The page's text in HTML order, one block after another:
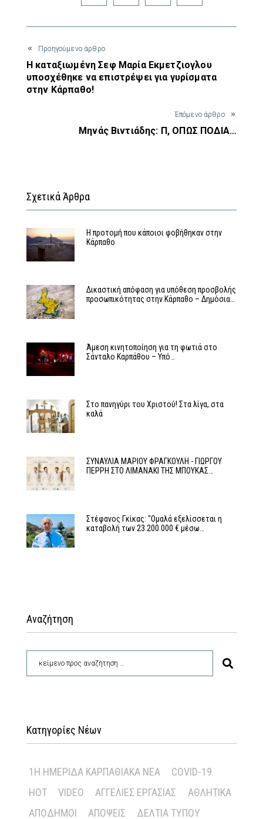
Προηγούμενο άρθρο
Η καταξιωμένη Σεφ Μαρία Εκμετζιογλου
υποσχέθηκε να επιστρέψει για γυρίσματα
στην Κάρπαθο!
Έπόμενο άρθρο
Μηνάς Βιντιάδης: Π, ΟΠΩΣ ΠΟΔΙΑ…
Σχετικά Άρθρα
Η προτομή που κάποιοι φοβήθηκαν στην
Κάρπαθο
Δικαστική απόφαση για υπόθεση προσβολής
προσωπικότητας στην Κάρπαθο – Δημόσια…
Άμεση κινητοποίηση για τη φωτιά στο
Σάνταλο Καρπάθου – Υπό…
Στο πανηγύρι του Χριστού! Στα λίγα, στα
καλά
ΣΥΝΑΥΛΙΑ ΜΑΡΙΟΥ ΦΡΑΓΚΟΥΛΗ - ΓΙΩΡΓΟΥ
ΠΕΡΡΗ ΣΤΟ ΛΙΜΑΝΑΚΙ ΤΗΣ ΜΠΟΥΚΑΣ…
Στέφανος Γκίκας: "Ομαλά εξελίσσεται η
καταβολή των 23.200.000 € μέσω…
Αναζήτηση
Κατηγορίες Νέων
1Η ΗΜΕΡΊΔΑ ΚΑΡΠΑΘΙΑΚΆ ΝΈΑ
COVID-19
HOT
VIDEO ΑΓΓΕΛΊΕΣ ΕΡΓΑΣΊΑΣ
ΑΘΛΗΤΙΚΆ
ΑΠΌΔΗΜΟΙ
ΑΠΌΨΕΙΣ ΔΕΛΤΊΑ ΤΎΠΟΥ